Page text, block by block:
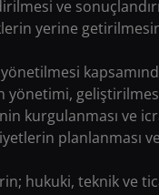
ve
yerine
kurgulanması ve
planlanması
hukuki, teknik ve